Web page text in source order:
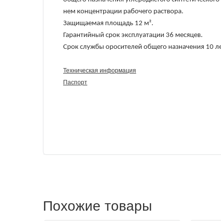
нем концентрации рабочего раствора.
Защищаемая площадь 12 м².
Гарантийный срок эксплуатации 36 месяцев.
Срок службы оросителей общего назначения 10
Техническая информация
Паспорт
Похожие товары